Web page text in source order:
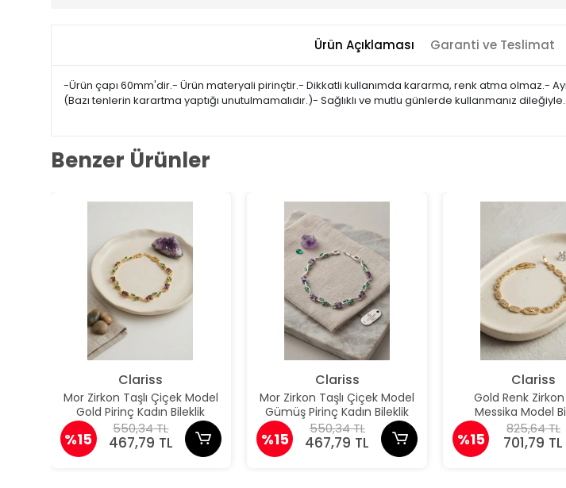
Ürün Açıklaması Garanti ve Teslimat
-Ürün çapı 60mm'dir.- Ürün materyali pirinçtir.- Dikkatli kullanımda kararma, renk atma olmaz.-
(Bazı tenlerin karartma yaptığı unutulmamalıdır.)- Sağlıklı ve mutlu günlerde kullanmanız
Benzer Ürünler
Clariss
Mor Zirkon Taşlı Çiçek Model
Gold Pirinç Kadın Bileklik
%15
550,34 TL
467,79 TL
Clariss
Mor Zirkon Taşlı Çiçek Model
Gümüş Pirinç Kadın Bileklik
%15
550,34 TL
467,79 TL
Clariss
Gold Renk Zirkon
Messika Model
%15
825,64 TL
701,79 TL